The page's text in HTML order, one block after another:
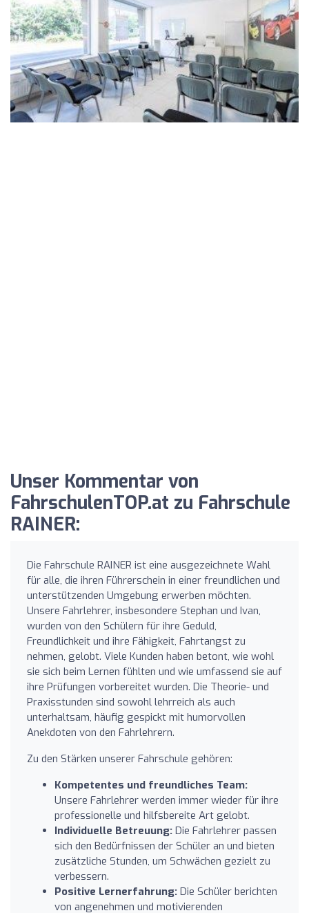
Unser Kommentar von
FahrschulenTOP.at zu Fahrschule
RAINER:
Die Fahrschule RAINER ist eine ausgezeichnete Wahl
für alle, die ihren Führerschein in einer freundlichen und
unterstützenden Umgebung erwerben möchten.
Unsere Fahrlehrer, insbesondere Stephan und Ivan,
wurden von den Schülern für ihre Geduld,
Freundlichkeit und ihre Fähigkeit, Fahrtangst zu
nehmen, gelobt. Viele Kunden haben betont, wie wohl
sie sich beim Lernen fühlten und wie umfassend sie auf
ihre Prüfungen vorbereitet wurden. Die Theorie- und
Praxisstunden sind sowohl lehrreich als auch
unterhaltsam, häufig gespickt mit humorvollen
Anekdoten von den Fahrlehrern.
Zu den Stärken unserer Fahrschule gehören:
Kompetentes und freundliches Team:
Unsere Fahrlehrer werden immer wieder für ihre
professionelle und hilfsbereite Art gelobt.
Individuelle Betreuung: Die Fahrlehrer passen
sich den Bedürfnissen der Schüler an und bieten
zusätzliche Stunden, um Schwächen gezielt zu
verbessern.
Positive Lernerfahrung: Die Schüler berichten
von angenehmen und motivierenden